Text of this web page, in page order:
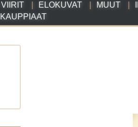
ELOKUVAT MUUT
KAUPPIAAT